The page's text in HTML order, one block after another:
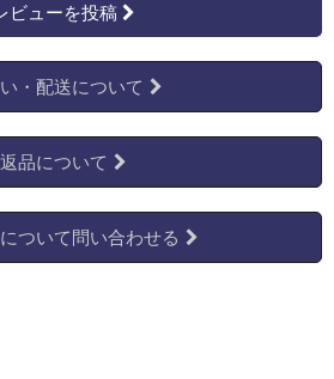
ビューを投稿
・配送について
返品について
ついて問い合わせる